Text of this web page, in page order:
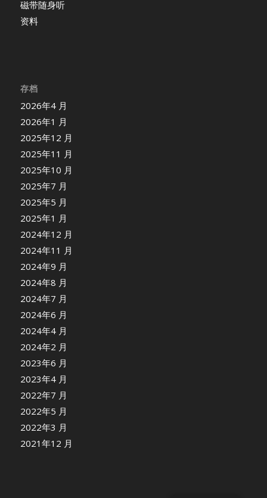
磁带随身听
资料
存档
2026年4 月
2026年1 月
2025年12 月
2025年11 月
2025年10 月
2025年7 月
2025年5 月
2025年1 月
2024年12 月
2024年11 月
2024年9 月
2024年8 月
2024年7 月
2024年6 月
2024年4 月
2024年2 月
2023年6 月
2023年4 月
2022年7 月
2022年5 月
2022年3 月
2021年12 月